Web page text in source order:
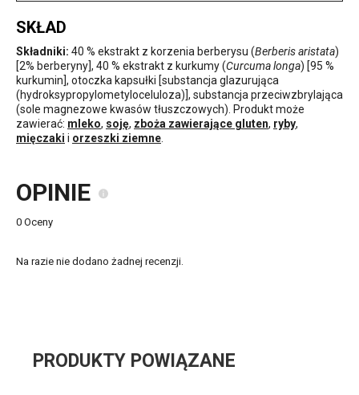
SKŁAD
Składniki: 40 % ekstrakt z korzenia berberysu (Berberis aristata)
[2% berberyny], 40 % ekstrakt z kurkumy (Curcuma longa) [95 %
kurkumin], otoczka kapsułki [substancja glazurująca
(hydroksypropylometyloceluloza)], substancja przeciwzbrylająca
(sole magnezowe kwasów tłuszczowych). Produkt może
zawierać: mleko, soję, zboża zawierające gluten, ryby,
mięczaki i orzeszki ziemne
OPINIE
0 Oceny
Na razie nie dodano żadnej recenzji.
PRODUKTY POWIĄZANE